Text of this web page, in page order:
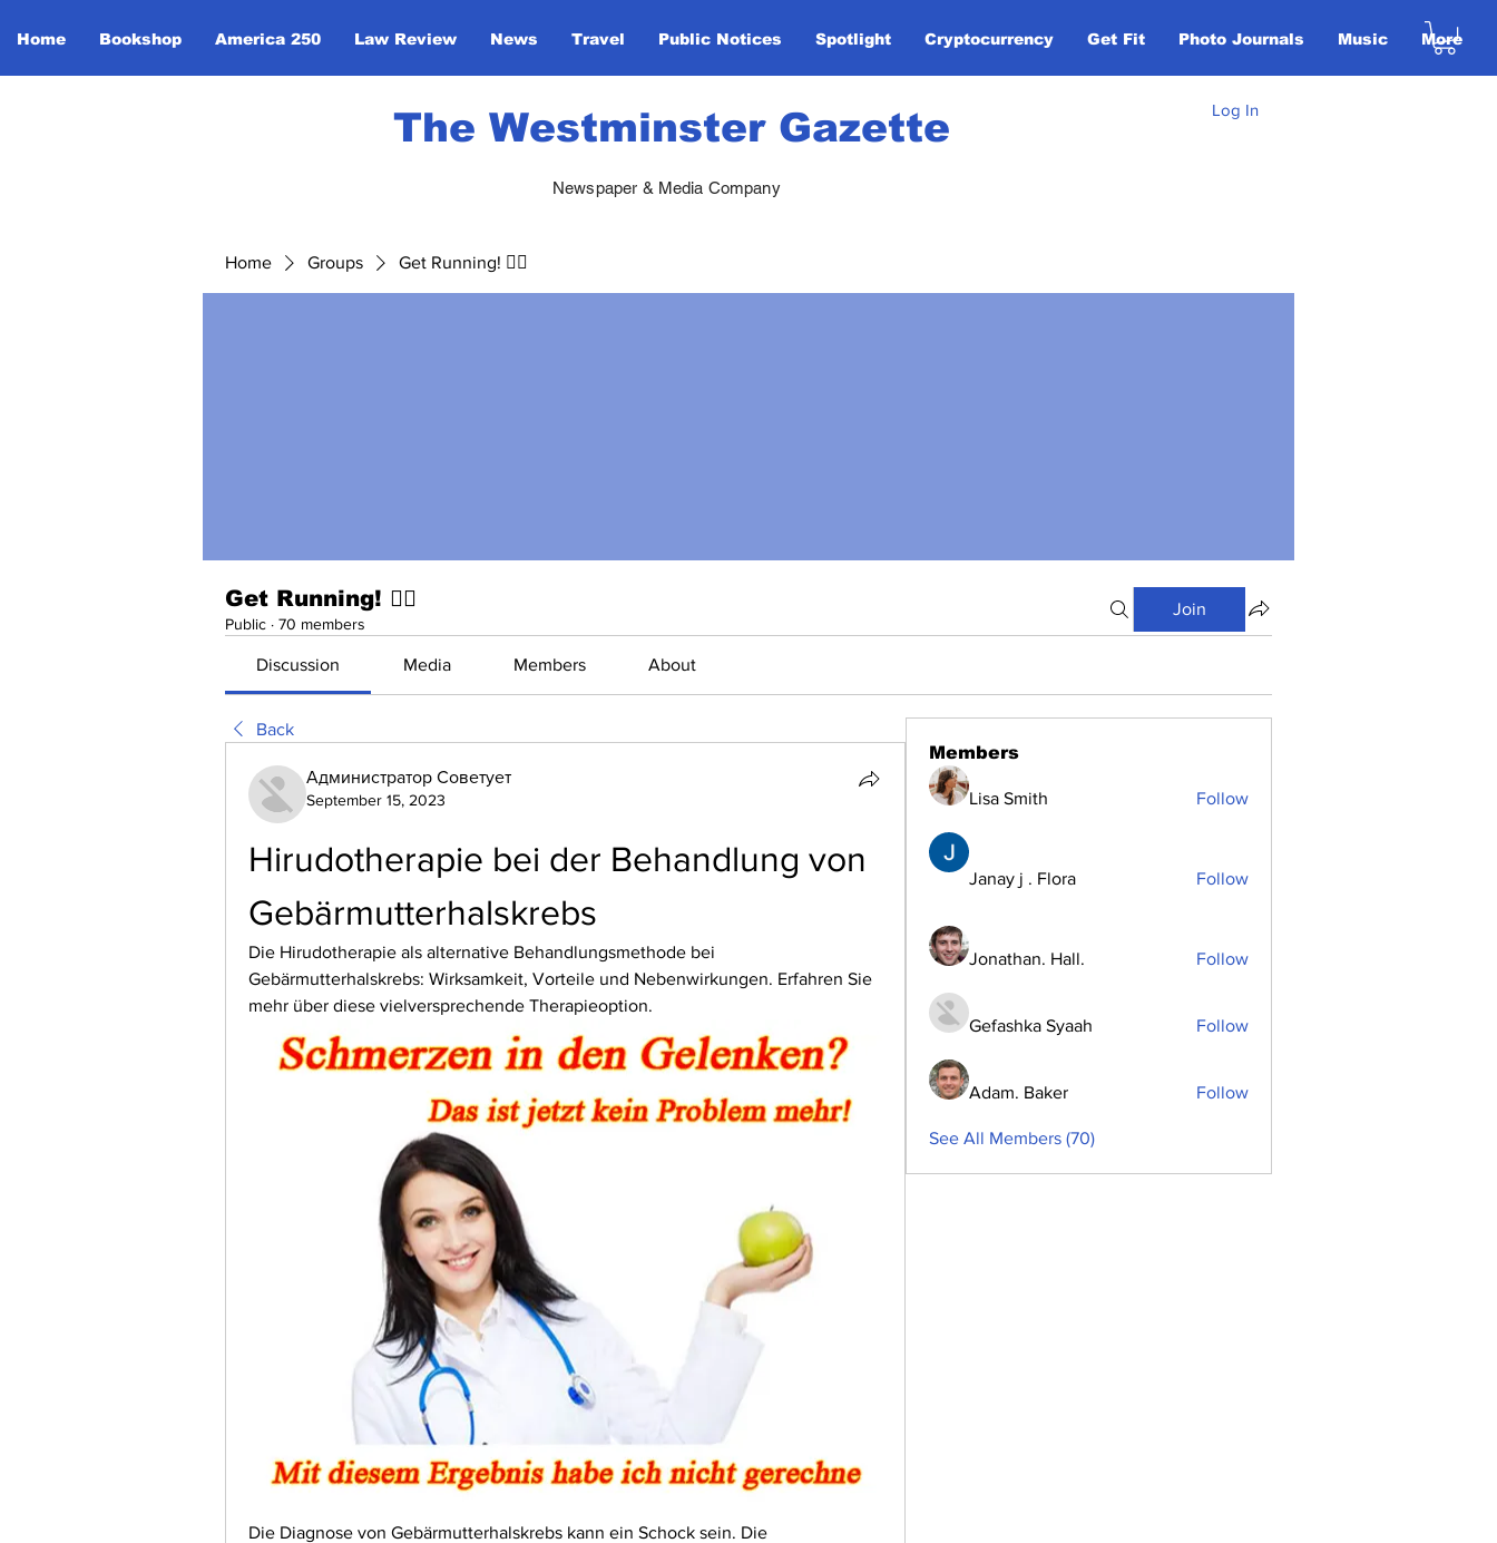
Home Bookshop America 250 Law Review News Travel Public Notices Spotlight Cryptocurrency Get Fit Photo Journals Music More
The Westminster Gazette Log In
Newspaper & Media Company
Home Groups Get Running! 🏃‍♀️
Get Running! 🏃‍♀️
Public · 70 members
Join
Discussion Media Members About
Back
Администратор Советует
September 15, 2023
Hirudotherapie bei der Behandlung von
Gebärmutterhalskrebs
Die Hirudotherapie als alternative Behandlungsmethode bei
Gebärmutterhalskrebs: Wirksamkeit, Vorteile und Nebenwirkungen. Erfahren Sie
mehr über diese vielversprechende Therapieoption.
Die Diagnose von Gebärmutterhalskrebs kann ein Schock sein. Die
Members
Lisa Smith Follow
Janay j . Flora Follow
Jonathan. Hall. Follow
Gefashka Syaah Follow
Adam. Baker Follow
See All Members (70)